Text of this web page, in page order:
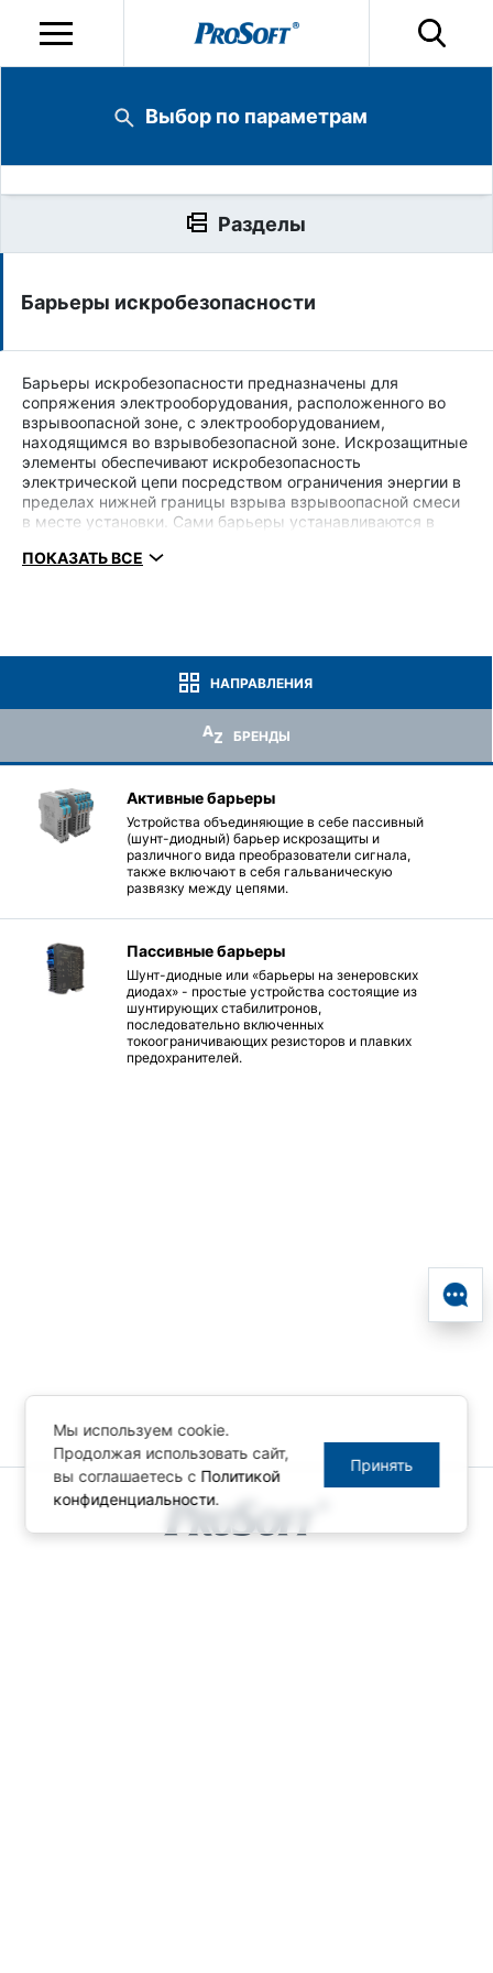
Барьеры искробезопасности
Барьеры искробезопасности предназначены для
сопряжения электрооборудования, расположенного во
взрывоопасной зоне, с электрооборудованием,
находящимся во взрывобезопасной зоне. Искрозащитные
элементы обеспечивают искробезопасность
электрической цепи посредством ограничения энергии в
пределах нижней границы взрыва взрывоопасной смеси
в месте установки. Сами барьеры устанавливаются в
барьеры,
● гальванически изолированные барьеры безопасности
ПОКАЗАТЬ ВСЕ
НАПРАВЛЕНИЯ
БРЕНДЫ
Активные барьеры
Устройства объединяющие в себе пассивный
(шунт-диодный) барьер искрозащиты и
различного вида преобразователи сигнала,
также включают в себя гальваническую
развязку между цепями.
Пассивные барьеры
Шунт-диодные или «барьеры на зенеровских
диодах» - простые устройства состоящие из
шунтирующих стабилитронов,
последовательно включенных
токоограничивающих резисторов и плавких
предохранителей.
Выбор по параметрам
Разделы
Мы используем cookie.
Продолжая использовать сайт,
вы соглашаетесь с Политикой
конфиденциальности.
Принять